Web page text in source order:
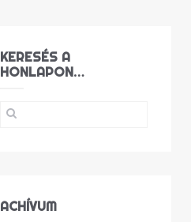
KERESÉS A
HONLAPON…
ACHÍVUM